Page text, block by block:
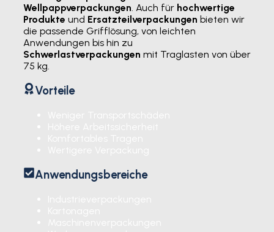
Wellpappverpackungen . Auch für hochwertige
Produkte und Ersatzteilverpackungen bieten wir
die passende Grifflösung, von leichten
Anwendungen bis hin zu
Schwerlastverpackungen mit Traglasten von über
75 kg.
Vorteile
Anwendungsbereiche